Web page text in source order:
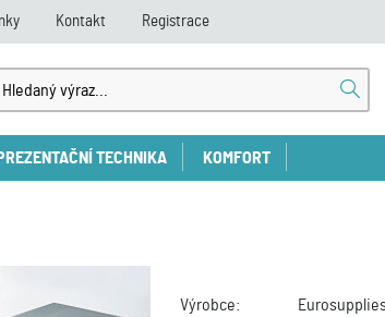
Kontakt Registrace
PREZENTAČNÍ TECHNIKA KOMFORT
Výrobce: